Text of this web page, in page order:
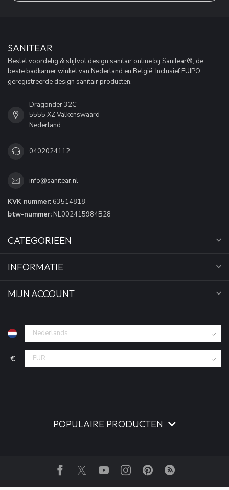
SANITEAR
Bestel voordelig & stijlvol design sanitair online bij Sanitear®, de
beste badkamer winkel van Nederland en België. Inclusief EUIPO
geregistreerde design sanitair producten.
Dragonder 32C
5555 XZ Valkenswaard
Nederland
0402024112
info@sanitear.nl
KVK nummer: 63514818
btw-nummer: NL002415984B28
CATEGORIEËN
INFORMATIE
MIJN ACCOUNT
€
POPULAIRE PRODUCTEN